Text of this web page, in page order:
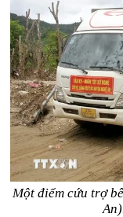
Một điểm cứu trợ